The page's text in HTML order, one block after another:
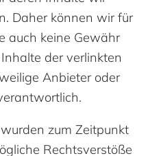
Daher können wir für
auch keine Gewähr
der verlinkten
Anbieter oder
zum Zeitpunkt
Rechtsverstöße